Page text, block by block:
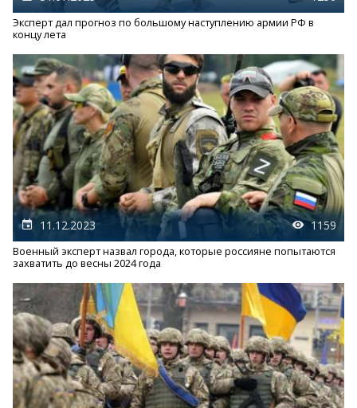
Эксперт дал прогноз по большому наступлению армии РФ в
концу лета
11.12.2023 1159
Военный эксперт назвал города, которые россияне попытаются
захватить до весны 2024 года